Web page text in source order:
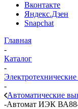
Вконтакте
Яндекс.Дзен
Snapchat
Главная
-
Каталог
-
-
Автоматические
-Автомат ИЭК